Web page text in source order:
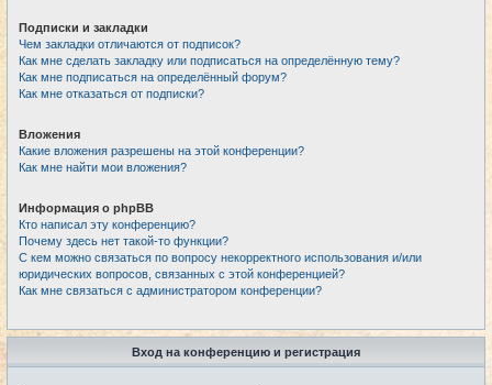
Подписки и закладки
Чем закладки отличаются от подписок?
Как мне сделать закладку или подписаться на определённую тему?
Как мне подписаться на определённый форум?
Как мне отказаться от подписки?
Вложения
Какие вложения разрешены на этой конференции?
Как мне найти мои вложения?
Информация о phpBB
Кто написал эту конференцию?
Почему здесь нет такой-то функции?
С кем можно связаться по вопросу некорректного использования и/или
юридических вопросов, связанных с этой конференцией?
Как мне связаться с администратором конференции?
Вход на конференцию и регистрация